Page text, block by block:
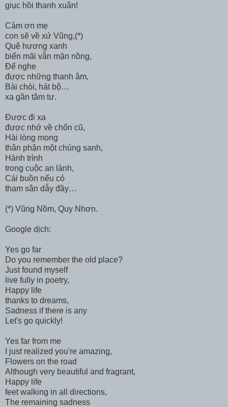
giục hồi thanh xuân!
Cảm ơn mẹ
con sẽ về xứ Vũng,(*)
Quê hương xanh
biển mãi vẫn mặn nồng,
Để nghe
được những thanh âm,
Bài chòi, hát bộ…
xa gần tâm tư.
Được đi xa
được nhớ về chốn cũ,
Hài lòng mong
thân phận một chúng sanh,
Hành trình
trong cuộc an lành,
Cái buồn nếu có
tham sân dẫy đầy…
(*) Vũng Nồm, Quy Nhơn.
Google dịch:
Yes go far
Do you remember the old place?
Just found myself
live fully in poetry,
Happy life
thanks to dreams,
Sadness if there is any
Let's go quickly!
Yes far from me
I just realized you're amazing,
Flowers on the road
Although very beautiful and fragrant,
Happy life
feet walking in all directions,
The remaining sadness